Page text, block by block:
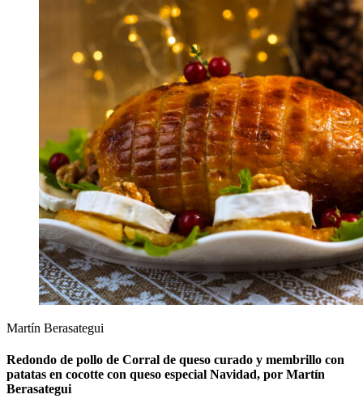
Martín Berasategui
Redondo de pollo de Corral de queso curado y membrillo con
patatas en cocotte con queso especial Navidad, por Martín
Berasategui